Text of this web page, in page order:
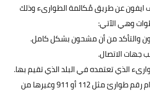
ايفون عن طريق مُكالمة الطوارىء وذلك
وهي الآتي:
والتأكد من أن مشحون بشكل كامل.
جهات الاتصال.
الذي تعتمده في البلد الذي تقيم بها.
يمكنك استخدام رقم طوارئ مثل 112 أو 911 وغيرها من